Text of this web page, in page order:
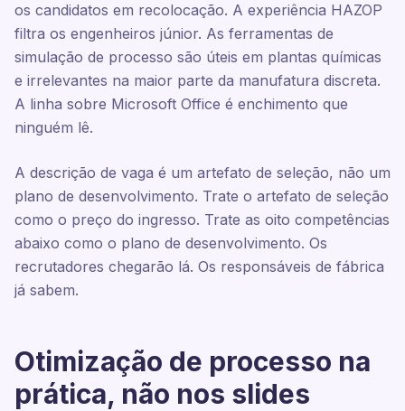
os candidatos em recolocação. A experiência HAZOP
filtra os engenheiros júnior. As ferramentas de
simulação de processo são úteis em plantas químicas
e irrelevantes na maior parte da manufatura discreta.
A linha sobre Microsoft Office é enchimento que
ninguém lê.
A descrição de vaga é um artefato de seleção, não um
plano de desenvolvimento. Trate o artefato de seleção
como o preço do ingresso. Trate as oito competências
abaixo como o plano de desenvolvimento. Os
recrutadores chegarão lá. Os responsáveis de fábrica
já sabem.
Otimização de processo na
prática, não nos slides